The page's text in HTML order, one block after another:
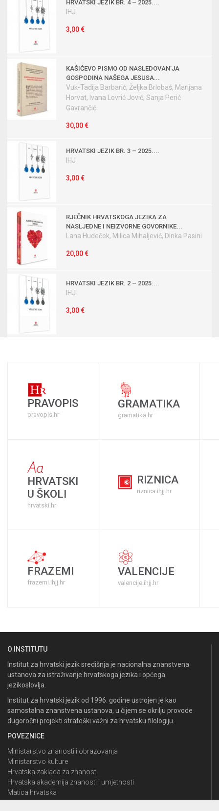
HRVATSKI JEZIK BR. 4 – 2025....
IHJ
3,00 €
KAŠIĆEVO PISMO OD NASLEDOVANʼJA
GOSPODINA NAŠEGA JESUSA...
Vuk-Tadija Barbarić, Željka Brlobaš, Marijana
Horvat, Ivana Lovrić Jović, Sanja Perić
Gavrančić
30,00 €
HRVATSKI JEZIK BR. 3 – 2025....
IHJ
3,00 €
RJEČNIK HRVATSKOGA JEZIKA ZA
NASLJEDNE I NEIZVORNE GOVORNIKE...
Lana Hudeček, Milica Mihaljević, Dinka Pasini
20,00 €
HRVATSKI JEZIK BR. 2 – 2025....
IHJ
3,00 €
PRAVOPIS
pravopis.hr
GRAMATIKA
gramatika.hr
HRVATSKI
U ŠKOLI
hrvatski.hr
RIZNICA
riznica.ihjj.hr
FRAZEMI
frazemi.ihjj.hr
VALENCIJE
valencije.ihjj.hr
O INSTITUTU
Institut za hrvatski jezik središnja je nacionalna znanstvena
ustanova za istraživanje hrvatskoga jezika i općega
jezikoslovlja.
Institut za hrvatski jezik od 1996. godine ustrojen je kao
samostalna znanstvena ustanova, u čijem se okrilju provode
dugoročni projekti strateški važni za hrvatsku filologiju.
POVEZNICE
Ministarstvo znanosti i obrazovanja
Ministarstvo kulture
Hrvatska zaklada za znanost
Hrvatska akademija znanosti i umjetnosti
Matica hrvatska